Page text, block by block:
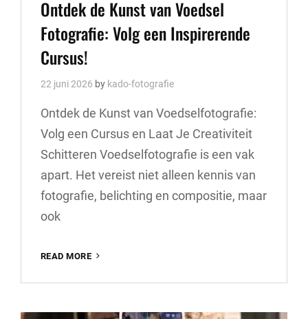
Ontdek de Kunst van Voedsel
Fotografie: Volg een Inspirerende
Cursus!
22 juni 2026 by kado-fotografie
Ontdek de Kunst van Voedselfotografie:
Volg een Cursus en Laat Je Creativiteit
Schitteren Voedselfotografie is een vak
apart. Het vereist niet alleen kennis van
fotografie, belichting en compositie, maar
ook
READ MORE
KUNST
VOEDSEL